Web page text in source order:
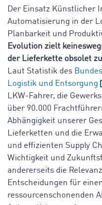
Der Einsatz Künstlicher
Automatisierung in der
Planbarkeit und
Evolution zielt
der Lieferkette obsolet
Laut Statistik des
Logistik und Entsorgung
LKW-Fahrer, die
über 90.000
Abhängigkeit unserer
Lieferketten und die
und effizienten Supply
Wichtigkeit und
andererseits die
Entscheidungen für
ressourcenschonenden